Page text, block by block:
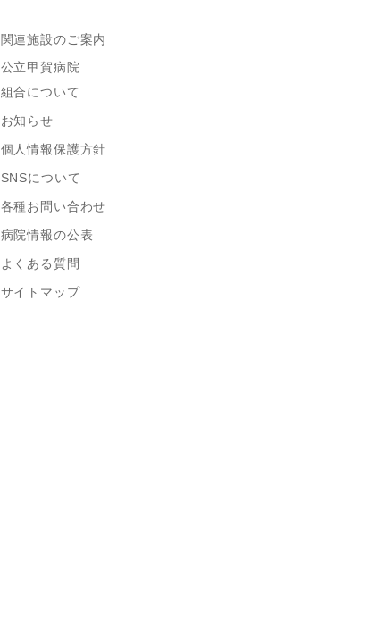
関連施設のご案内
公立甲賀病院
組合について
お知らせ
個人情報保護方針
SNSについて
各種お問い合わせ
病院情報の公表
よくある質問
サイトマップ